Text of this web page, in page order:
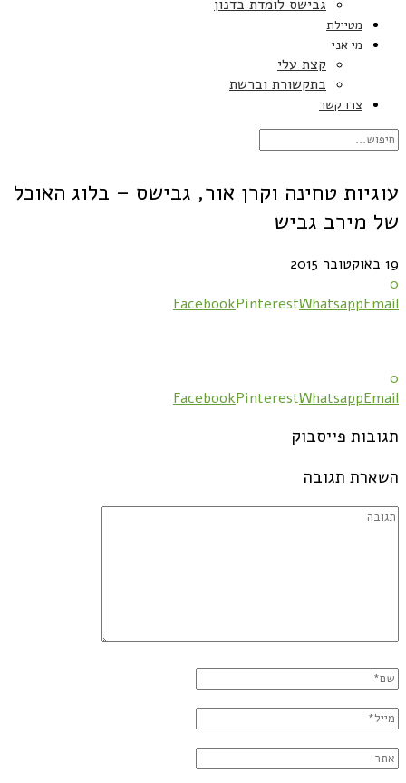
גבישס לומדת בדנון
מטיילת
מי אני
קצת עלי
בתקשורת וברשת
צרו קשר
עוגיות טחינה וקרן אור, גבישס – בלוג האוכל
של מירב גביש
19 באוקטובר 2015
0
FacebookPinterestWhatsappEmail
0
FacebookPinterestWhatsappEmail
תגובות פייסבוק
השארת תגובה